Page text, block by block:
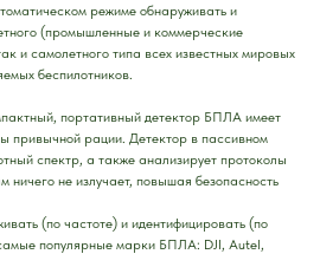
режиме обнаруживать и
(промышленные и коммерческие
и самолетного типа всех известных мировых
беспилотников.
портативный детектор БПЛА имеет
привычной рации. Детектор в пассивном
спектр, а также анализирует протоколы
ничего не излучает, повышая безопасность
(по частоте) и идентифицировать (по
популярные марки БПЛА: DJI, Аutеl,